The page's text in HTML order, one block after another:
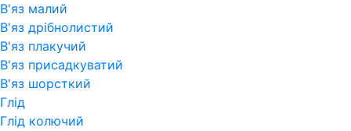
В'яз малий
В'яз дрібнолистий
В'яз плакучий
В'яз присадкуватий
В'яз шорсткий
Глід
Глід колючий